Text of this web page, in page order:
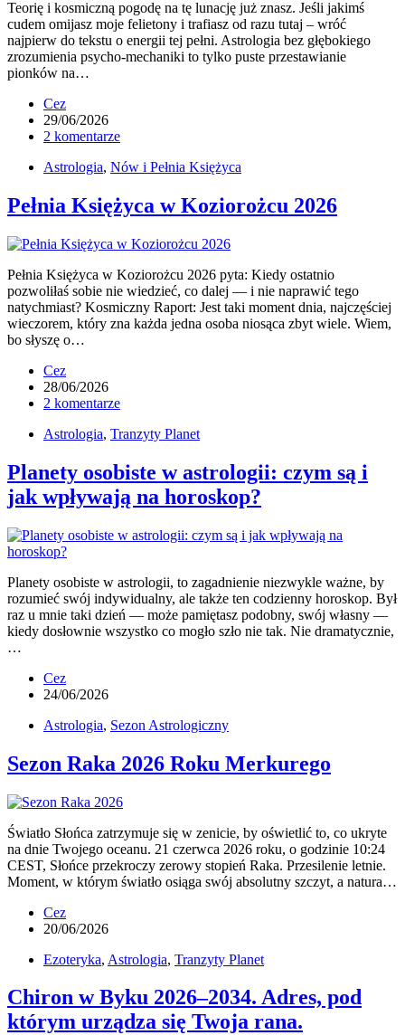
Teorię i kosmiczną pogodę na tę lunację już znasz. Jeśli jakimś
cudem omijasz moje felietony i trafiasz od razu tutaj – wróć
najpierw do tekstu o energii tej pełni. Astrologia bez głębokiego
zrozumienia psycho-mechaniki to tylko puste przestawianie
pionków na…
Cez
29/06/2026
2 komentarze
Astrologia, Nów i Pełnia Księżyca
Pełnia Księżyca w Koziorożcu 2026
Pełnia Księżyca w Koziorożcu 2026 pyta: Kiedy ostatnio
pozwoliłaś sobie nie wiedzieć, co dalej — i nie naprawić tego
natychmiast? Kosmiczny Raport: Jest taki moment dnia, najczęściej
wieczorem, który zna każda jedna osoba niosąca zbyt wiele. Wiem,
bo słyszę o…
Cez
28/06/2026
2 komentarze
Astrologia, Tranzyty Planet
Planety osobiste w astrologii: czym są i
jak wpływają na horoskop?
Planety osobiste w astrologii, to zagadnienie niezwykle ważne, by
rozumieć swój indywidualny, ale także ten codzienny horoskop. Był
raz u mnie taki dzień — może pamiętasz podobny, swój własny —
kiedy dosłownie wszystko co mogło szło nie tak. Nie dramatycznie,
…
Cez
24/06/2026
Astrologia, Sezon Astrologiczny
Sezon Raka 2026 Roku Merkurego
Światło Słońca zatrzymuje się w zenicie, by oświetlić to, co ukryte
na dnie Twojego oceanu. 21 czerwca 2026 roku, o godzinie 10:24
CEST, Słońce przekroczy zerowy stopień Raka. Przesilenie letnie.
Moment, w którym światło osiąga swój absolutny szczyt, a natura…
Cez
20/06/2026
Ezoteryka, Astrologia, Tranzyty Planet
Chiron w Byku 2026–2034. Adres, pod
którym urządza się Twoja rana.